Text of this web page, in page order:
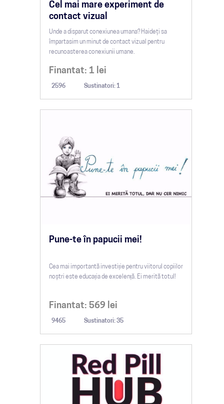
Cel mai mare experiment de
contact vizual
Unde a disparut conexiunea umana? Haideţi sa
împartasim un minut de contact vizual pentru
recunoasterea conexiunii umane.
Finantat: 1 lei
2596 Sustinatori: 1
Pune-te în papucii mei!
Cea mai importantă investiție pentru viitorul copiilor
noștri este educația de excelență. Ei merită totul!
Finantat: 569 lei
9465 Sustinatori: 35